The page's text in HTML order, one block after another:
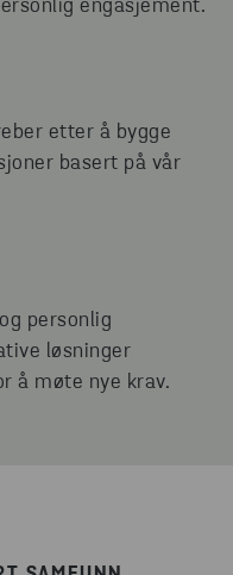
engasjement.
etter å bygge
basert på vår
personlig
løsninger
å møte nye krav.